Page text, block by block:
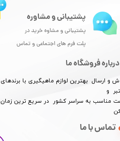
درباره فروشگاه ما
و ارسال بهترین لوازم ماهیگیری با برندهای
و
مناسب به سراسر کشور در سریع ترین زمان
تماس با ما
پشتیبانی و مشاوره
پشتیبانی و مشاوه خرید در
پلت فرم های اجتماعی و تماس